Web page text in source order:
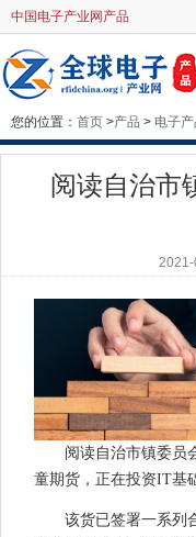
中国电子产业网产品
您的位置： 首页 >产品 > 电子产
阅读自治市
2021-
阅读自治市镇委员
童期货，正在投资IT基
该货已签署一系列